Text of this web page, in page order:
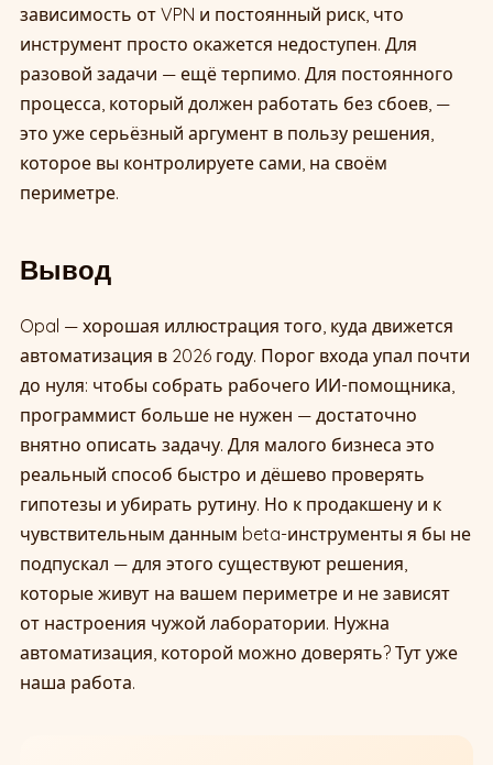
зависимость от VPN и постоянный риск, что
инструмент просто окажется недоступен. Для
разовой задачи — ещё терпимо. Для постоянного
процесса, который должен работать без сбоев, —
это уже серьёзный аргумент в пользу решения,
которое вы контролируете сами, на своём
периметре.
Вывод
Opal — хорошая иллюстрация того, куда движется
автоматизация в 2026 году. Порог входа упал почти
до нуля: чтобы собрать рабочего ИИ-помощника,
программист больше не нужен — достаточно
внятно описать задачу. Для малого бизнеса это
реальный способ быстро и дёшево проверять
гипотезы и убирать рутину. Но к продакшену и к
чувствительным данным beta-инструменты я бы не
подпускал — для этого существуют решения,
которые живут на вашем периметре и не зависят
от настроения чужой лаборатории. Нужна
автоматизация, которой можно доверять? Тут уже
наша работа.